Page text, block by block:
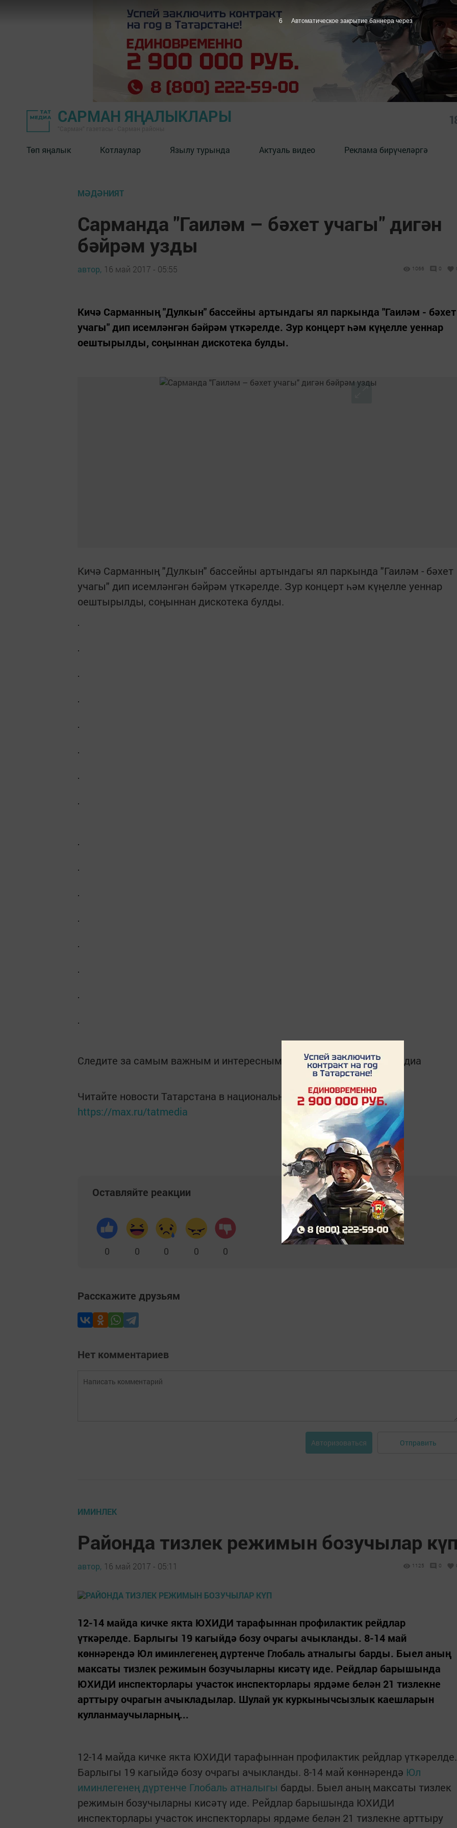
САРМАН ЯҢАЛЫКЛАРЫ
Төп яңалык Котлаулар Язылу турында Актуаль видео Реклама бирүчеләргә
МӘДӘНИЯТ
Сарманда "Гаиләм – бәхет учагы" дигән
бәйрәм узды
автор, 16 май 2017 - 05:55 1066 0
Кичә Сарманның "Дулкын" бассейны артындагы ял паркында "Гаиләм - бәхет
учагы" дип исемләнгән бәйрәм үткәрелде. Зур концерт һәм күңелле уеннар
оештырылды, соңыннан дискотека булды.
Кичә Сарманның "Дулкын" бассейны артындагы ял паркында "Гаиләм - бәхет
учагы" дип исемләнгән бәйрәм үткәрелде. Зур концерт һәм күңелле уеннар
оештырылды, соңыннан дискотека булды.
Следите за самым важным и интересным в Telegram-каналеТатмедиа
Читайте новости Татарстана в национальном мессенджере MАХ:
https://max.ru/tatmedia
Оставляйте реакции
0 0 0 0 0
Расскажите друзьям
Нет комментариев
Авторизоваться Отправить
ИМИНЛЕК
Районда тизлек режимын бозучылар
автор, 16 май 2017 - 05:11 1125 0
12-14 майда кичке якта ЮХИДИ тарафыннан профилактик рейдлар
үткәрелде. Барлыгы 19 кагыйдә бозу очрагы ачыкланды. 8-14 май
көннәрендә Юл иминлегенең дүртенче Глобаль атналыгы барды. Быел аның
максаты тизлек режимын бозучыларны кисәтү иде. Рейдлар барышында
ЮХИДИ инспекторлары участок инспекторлары ярдәме белән 21 тизлекне
арттыру очрагын ачыкладылар. Шулай ук куркынычсызлык каешларын
кулланмаучыларның...
12-14 майда кичке якта ЮХИДИ тарафыннан профилактик рейдлар үткәрелде.
Барлыгы 19 кагыйдә бозу очрагы ачыкланды. 8-14 май көннәрендә Юл
иминлегенең дүртенче Глобаль атналыгы барды. Быел аның максаты тизлек
режимын бозучыларны кисәтү иде. Рейдлар барышында ЮХИДИ
инспекторлары участок инспекторлары ярдәме белән 21 тизлекне арттыру
5 Автоматическое закрытие баннера через